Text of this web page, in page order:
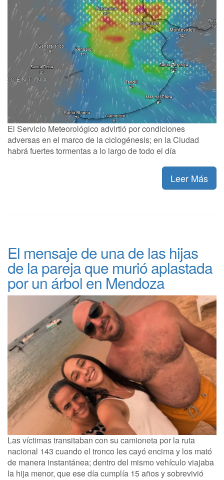
El Servicio Meteorológico advirtió por condiciones
adversas en el marco de la ciclogénesis; en la Ciudad
habrá fuertes tormentas a lo largo de todo el día
Leer Más
El mensaje de una de las hijas
de la pareja que murió aplastada
por un árbol en Mendoza
Las víctimas transitaban con su camioneta por la ruta
nacional 143 cuando el tronco les cayó encima y los mató
de manera instantánea; dentro del mismo vehículo viajaba
la hija menor, que ese día cumplía 15 años y sobrevivió